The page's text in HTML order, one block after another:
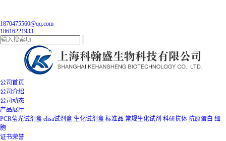
1870475560@qq.com
18616221933
公司首页
公司介绍
公司动态
产品展厅
PCR莹光试剂盒 elisa试剂盒 生化试剂盒 标准品 常规生化试剂 科研抗体 抗原蛋白 细
胞
证书荣誉